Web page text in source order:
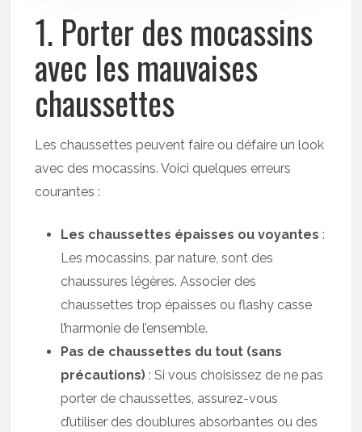
1. Porter des mocassins
avec les mauvaises
chaussettes
Les chaussettes peuvent faire ou défaire un look
avec des mocassins. Voici quelques erreurs
courantes :
Les chaussettes épaisses ou voyantes :
Les mocassins, par nature, sont des
chaussures légères. Associer des
chaussettes trop épaisses ou flashy casse
l’harmonie de l’ensemble.
Pas de chaussettes du tout (sans
précautions) : Si vous choisissez de ne pas
porter de chaussettes, assurez-vous
d’utiliser des doublures absorbantes ou des